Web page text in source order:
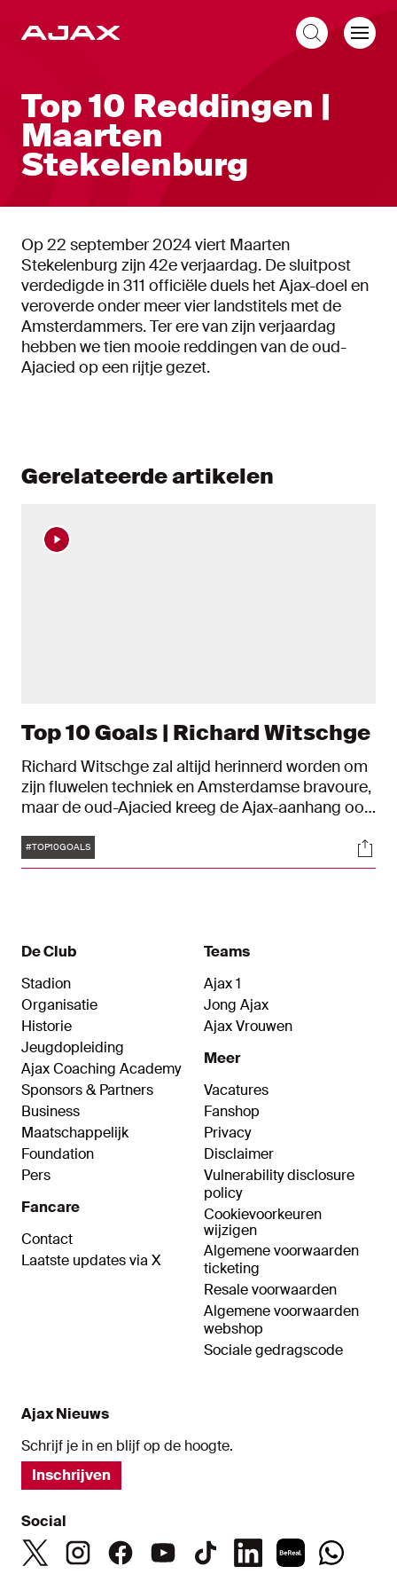
Top 10 Reddingen |
Maarten
Stekelenburg
Op 22 september 2024 viert Maarten
Stekelenburg zijn 42e verjaardag. De sluitpost
verdedigde in 311 officiële duels het Ajax-doel en
veroverde onder meer vier landstitels met de
Amsterdammers. Ter ere van zijn verjaardag
hebben we tien mooie reddingen van de oud-
Ajacied op een rijtje gezet.
Gerelateerde artikelen
Top 10 Goals | Richard Witschge
Richard Witschge zal altijd herinnerd worden om
zijn fluwelen techniek en Amsterdamse bravoure,
maar de oud-Ajacied kreeg de Ajax-aanhang ook
doelpunten. Ter ere van zijn 56e verjaardag
hebben wij tien mooie treffers op een rij gezet.
Tags
#TOP10GOALS
De Club
Stadion
Organisatie
Historie
Jeugdopleiding
Ajax Coaching Academy
Sponsors & Partners
Business
Maatschappelijk
Foundation
Pers
Fancare
Contact
Laatste updates via X
Teams
Ajax 1
Jong Ajax
Ajax Vrouwen
Meer
Vacatures
Fanshop
Privacy
Disclaimer
Vulnerability disclosure
policy
Cookievoorkeuren
wijzigen
Algemene voorwaarden
ticketing
Resale voorwaarden
Algemene voorwaarden
webshop
Sociale gedragscode
Ajax Nieuws
Schrijf je in en blijf op de hoogte.
Inschrijven
Social